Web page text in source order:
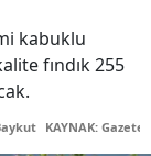
kabuklu
fındık 255
KAYNAK: